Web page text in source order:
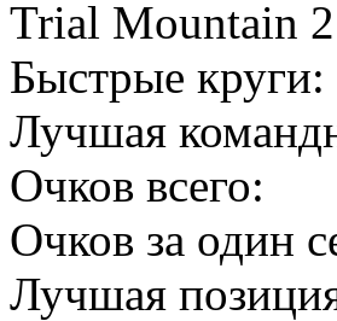
Trial Mountain
Быстрые круги:
Лучшая
Очков всего:
Очков за один
Лучшая